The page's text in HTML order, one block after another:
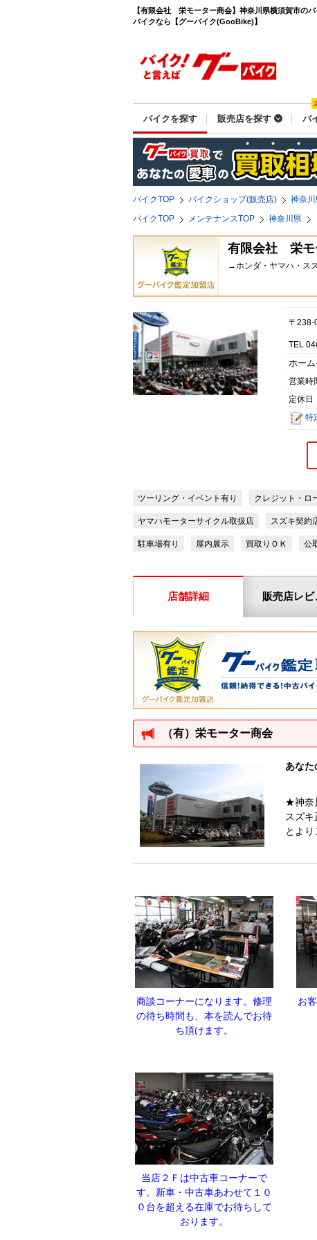
【有限会社 栄モーター商会】神奈川県横須賀市の
バイクなら【グーバイク(GooBike)】
バイクを探す 販売店を探す バ
バイクTOP バイクショップ(販売店) 神奈
バイクTOP
メンテナンスTOP 神奈川県
有限会社 栄モ
→ホンダ・ヤマハ・ス
〒238-
TEL
ホーム
営業時
定休日
特
ツーリング・イベント有り クレジット・ロ
ヤマハモーターサイクル取扱店 スズキ契約
駐車場有り 屋内展示 買取りＯＫ 公
店舗詳細 販売店レビ
（有）栄モーター商会
あな
★神奈
スズ
とよ
商談コーナーになります。修理
の待ち時間も、本を読んでお待
ち頂けます。
お
当店２Ｆは中古車コーナーで
す。新車・中古車あわせて１０
０台を超える在庫でお待ちして
おります。